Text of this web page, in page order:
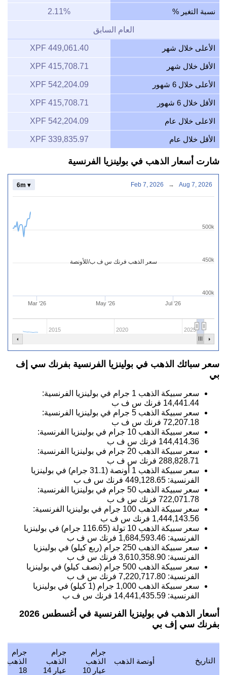
نسبة التغير % 2.11%
العام السابق
الأعلى خلال شهر 449,061.40 XPF
الأقل خلال شهر 415,708.71 XPF
الأعلى خلال 6 شهور 542,204.09 XPF
الأقل خلال 6 شهور 415,708.71 XPF
الاعلى خلال عام 542,204.09 XPF
الأقل خلال عام 339,835.97 XPF
شارت أسعار الذهب في بولينزيا الفرنسية
سعر الذهب فرنك س ف ب/للأونصة
Mar '26 May '26 Jul '26
2015 2020 2025
400k
450k
500k
6m ▾ Feb 7, 2026 → Aug 7, 2026
سعر سبائك الذهب في بولينزيا الفرنسية بفرنك سي إف
بي
سعر سبيكة الذهب 1 جرام في بولينزيا الفرنسية:
14,441.44 فرنك س ف ب
سعر سبيكة الذهب 5 جرام في بولينزيا الفرنسية:
72,207.18 فرنك س ف ب
سعر سبيكة الذهب 10 جرام في بولينزيا الفرنسية:
144,414.36 فرنك س ف ب
سعر سبيكة الذهب 20 جرام في بولينزيا الفرنسية:
288,828.71 فرنك س ف ب
سعر سبيكة الذهب 1 أونصة (31.1 جرام) في بولينزيا
الفرنسية: 449,128.65 فرنك س ف ب
سعر سبيكة الذهب 50 جرام في بولينزيا الفرنسية:
722,071.78 فرنك س ف ب
سعر سبيكة الذهب 100 جرام في بولينزيا الفرنسية:
1,444,143.56 فرنك س ف ب
سعر سبيكة الذهب 10 تولة (116.65 جرام) في بولينزيا
الفرنسية: 1,684,593.46 فرنك س ف ب
سعر سبيكة الذهب 250 جرام (ربع كيلو) في بولينزيا
الفرنسية: 3,610,358.90 فرنك س ف ب
سعر سبيكة الذهب 500 جرام (نصف كيلو) في بولينزيا
الفرنسية: 7,220,717.80 فرنك س ف ب
سعر سبيكة الذهب 1,000 جرام (1 كيلو) في بولينزيا
الفرنسية: 14,441,435.59 فرنك س ف ب
أسعار الذهب في بولينزيا الفرنسية في أغسطس 2026
بفرنك سي إف بي
التاريخ أونصة الذهب
جرام
الذهب
عيار 10
جرام
الذهب
عيار 14
جرام
الذهب
18